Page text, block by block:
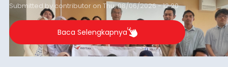
Submitted by contributor on Thu, 08/06/2026 - 12:20
Baca Selengkapnya